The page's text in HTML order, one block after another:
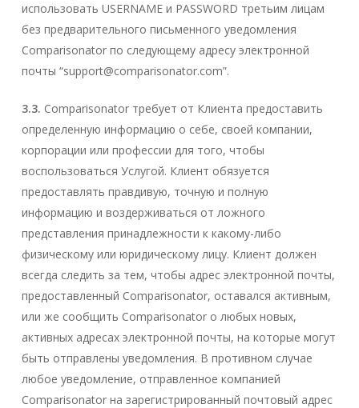
использовать USERNAME и PASSWORD третьим лицам
без предварительного письменного уведомления
Comparisonator по следующему адресу электронной
почты “support@comparisonator.com”.
3.3. Comparisonator требует от Клиента предоставить
определенную информацию о себе, своей компании,
корпорации или профессии для того, чтобы
воспользоваться Услугой. Клиент обязуется
предоставлять правдивую, точную и полную
информацию и воздерживаться от ложного
представления принадлежности к какому-либо
физическому или юридическому лицу. Клиент должен
всегда следить за тем, чтобы адрес электронной почты,
предоставленный Comparisonator, оставался активным,
или же сообщить Comparisonator о любых новых,
активных адресах электронной почты, на которые могут
быть отправлены уведомления. В противном случае
любое уведомление, отправленное компанией
Comparisonator на зарегистрированный почтовый адрес